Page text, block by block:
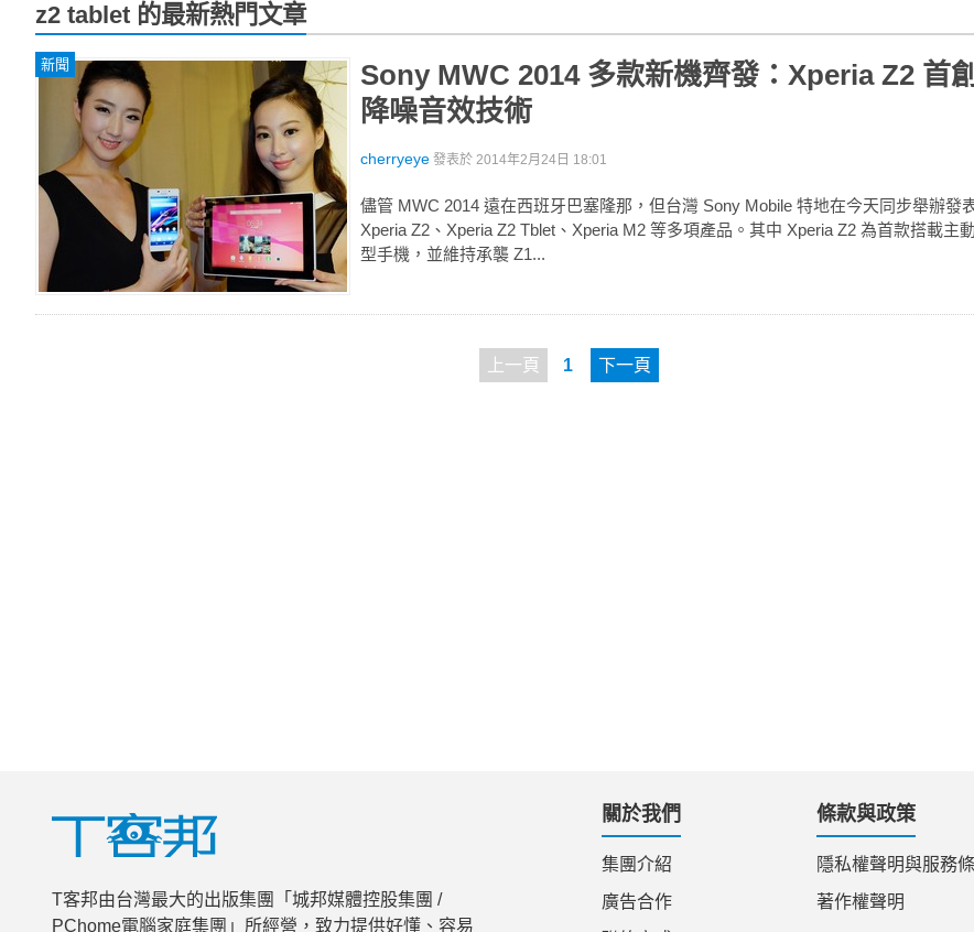
z2 tablet 的最新熱門文章
新聞
Sony MWC 2014 多款新機齊發：Xperia Z2 首
降噪音效技術
cherryeye 發表於 2014年2月24日 18:01
儘管 MWC 2014 遠在西班牙巴塞隆那，但台灣 Sony Mobile 特地在今天同步舉辦發
Xperia Z2、Xperia Z2 Tblet、Xperia M2 等多項產品。其中 Xperia Z2 為首款搭載主
型手機，並維持承襲 Z1...
上一頁 1 下一頁
T客邦由台灣最大的出版集團「城邦媒體控股集團 /
PChome電腦家庭集團」所經營，致力提供好懂、容易
關於我們
集團介紹
廣告合作
條款與政策
隱私權聲明與服務
著作權聲明